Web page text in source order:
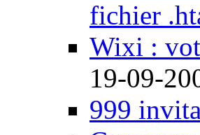
fichier
Wixi :
19-09-
999